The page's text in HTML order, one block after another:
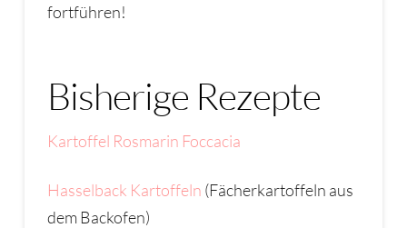
fortführen!
Bisherige Rezepte
Kartoffel Rosmarin Foccacia
Hasselback Kartoffeln (Fächerkartoffeln aus
dem Backofen)